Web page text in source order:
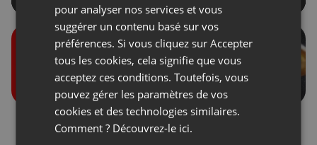
Rôles lors des
événements
Dons des participants
SPANISH
PORTUGUESE
pour analyser nos services et vous
suggérer un contenu basé sur vos
préférences. Si vous cliquez sur Accepter
tous les cookies, cela signifie que vous
acceptez ces conditions. Toutefois, vous
pouvez gérer les paramètres de vos
cookies et des technologies similaires.
Comment ? Découvrez-le ici.